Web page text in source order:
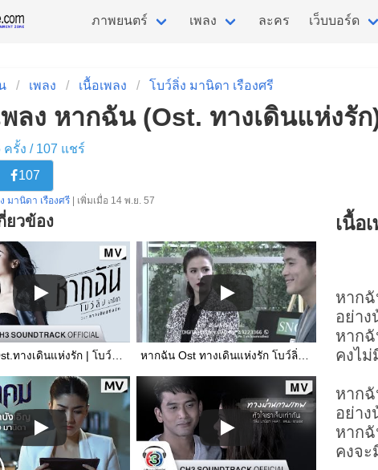
ภาพยนตร์ เพลง ละคร เว็บบอร์ด
เพลง เนื้อเพลง โบว์ลิ่ง มานิดา เรืองศรี
พลง หากฉัน (Ost. ทางเดินแห่งรั
ครั้ง / 107 แชร์
107
มานิดา เรืองศรี | เพิ่มเมื่อ 14 พ.ย. 57
ยวข้อง
หากฉัน Ost.ทางเดินแห่งรัก | โบว์ลิ่ง มานิดา | Official MV หากฉัน Ost ทางเดินแห่งรัก โบว์ลิ่ง มานิดา Official MV
เนื้อ
หาก
อย่า
หาก
คงไม่
หาก
อย่า
หากฉั
คงจะ